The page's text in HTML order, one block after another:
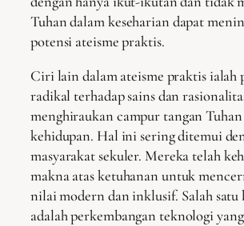
Tuhan dalam keseharian dapat
potensi ateisme praktis.
Ciri lain dalam ateisme praktis ialah
radikal terhadap sains dan
menghiraukan campur tangan
kehidupan. Hal ini sering ditemui
masyarakat sekuler. Mereka telah
makna atas ketuhanan untuk
nilai modern dan inklusif. Salah satu
adalah perkembangan teknologi